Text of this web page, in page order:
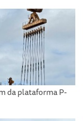
da plataforma P-